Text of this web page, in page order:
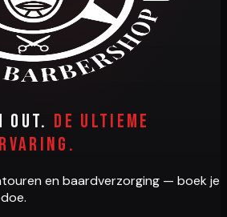
out. De ultieme
en baardverzorging — boek je